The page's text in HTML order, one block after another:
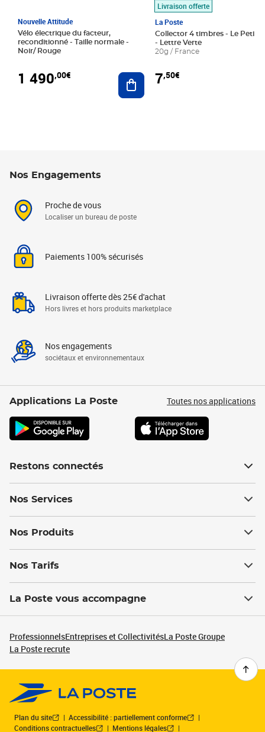
Nouvelle Attitude
Vélo électrique du facteur,
reconditionné - Taille normale -
Noir/ Rouge
1 490,00€ Ajouter au panier
Livraison offerte
La Poste
Collector 4 timbres - Le Petit
- Lettre Verte
20g / France
7,50€
Nos Engagements
Proche de vous
Localiser un bureau de poste
Paiements 100% sécurisés
Livraison offerte dès 25€ d'achat
Hors livres et hors produits marketplace
Nos engagements
sociétaux et environnementaux
Applications La Poste Toutes nos applications
Restons connectés
Nos Services
Nos Produits
Nos Tarifs
La Poste vous accompagne
ProfessionnelsEntreprises et CollectivitésLa Poste Groupe
La Poste recrute
Plan du site
Accessibilité : partiellement conforme
Conditions contractuelles
Mentions légales